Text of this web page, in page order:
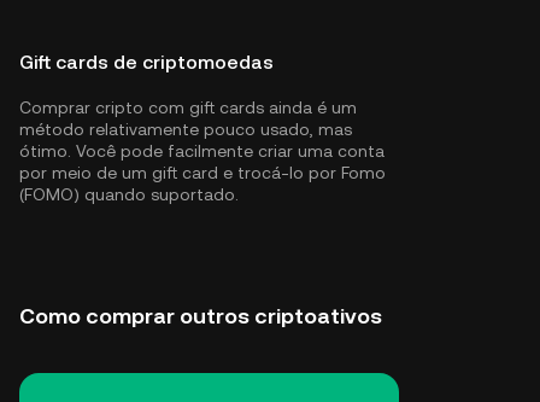
Gift cards de criptomoedas
Comprar cripto com gift cards ainda é um
método relativamente pouco usado, mas
ótimo. Você pode facilmente criar uma conta
por meio de um gift card e trocá-lo por Fomo
(FOMO) quando suportado.
Como comprar outros criptoativos